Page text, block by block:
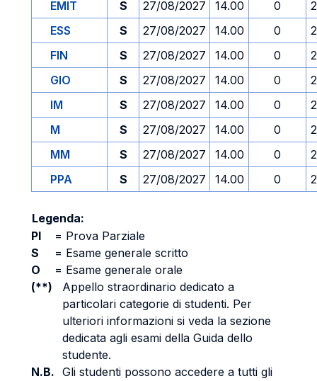
EMIT S 27/08/2027 14.00 0
ESS
S 27/08/2027 14.00 0
FIN
S 27/08/2027 14.00 0
GIO
S 27/08/2027 14.00 0
IM
S 27/08/2027 14.00 0
M
S 27/08/2027 14.00 0
MM
S 27/08/2027 14.00 0
PPA
S 27/08/2027 14.00 0
Legenda:
PI
= Prova Parziale
S
= Esame generale scritto
O
= Esame generale orale
(**)
Appello straordinario dedicato a
particolari categorie di studenti. Per
ulteriori informazioni si veda la sezione
dedicata agli esami della Guida dello
studente.
N.B. Gli studenti possono accedere a tutti gli